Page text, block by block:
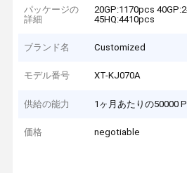
パッケージの
詳細
20GP:1170pcs
45HQ:4410pcs
ブランド名 Customized
モデル番号 XT-KJ070A
供給の能力 1ヶ月あたりの50000
価格 negotiable